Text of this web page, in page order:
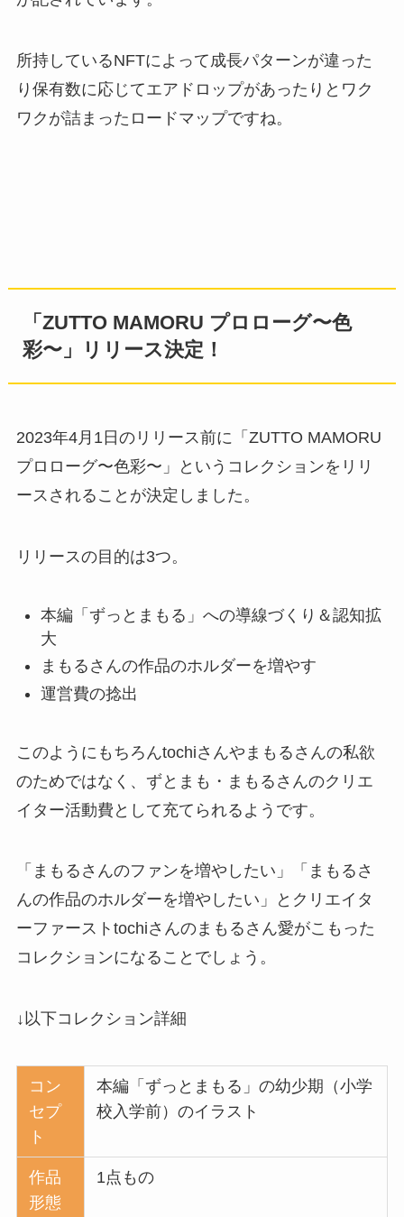
所持しているNFTによって成長パターンが違った
り保有数に応じてエアドロップがあったりとワク
ワクが詰まったロードマップですね。
「ZUTTO MAMORU プロローグ〜色
彩〜」リリース決定！
2023年4月1日のリリース前に「ZUTTO MAMORU
プロローグ〜色彩〜」というコレクションをリリ
ースされることが決定しました。
リリースの目的は3つ。
本編「ずっとまもる」への導線づくり＆認知拡
大
まもるさんの作品のホルダーを増やす
運営費の捻出
このようにもちろんtochiさんやまもるさんの私欲
のためではなく、ずとまも・まもるさんのクリエ
イター活動費として充てられるようです。
「まもるさんのファンを増やしたい」「まもるさ
んの作品のホルダーを増やしたい」とクリエイタ
ーファーストtochiさんのまもるさん愛がこもった
コレクションになることでしょう。
↓以下コレクション詳細
コン
セプ
ト
本編「ずっとまもる」の幼少期（小学
校入学前）のイラスト
作品
形態
1点もの